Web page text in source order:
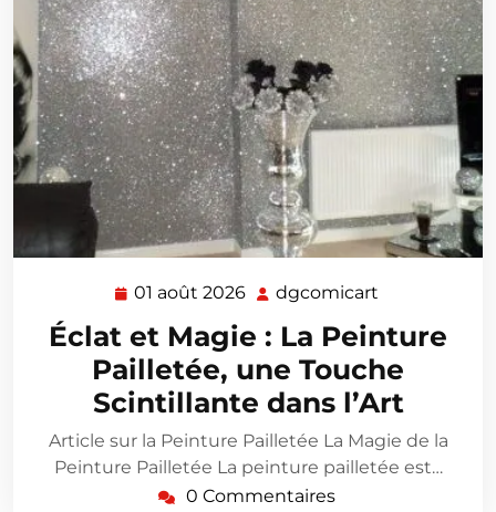
01 août 2026 01
2026
dgcomicart
Éclat et Magie : La Peinture
Pailletée, une Touche
Scintillante dans l’Art
Article sur la Peinture Pailletée La Magie de la
Peinture Pailletée La peinture pailletée est…
0 Commentaires